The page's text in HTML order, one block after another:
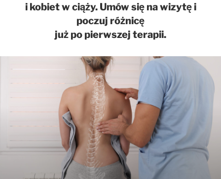
i kobiet w ciąży. Umów się na wizytę i
poczuj różnicę
już po pierwszej terapii.